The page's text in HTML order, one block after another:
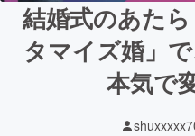
結婚式のあた
タマイズ婚」
本気で